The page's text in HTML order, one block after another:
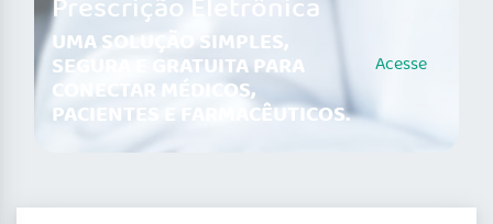
Prescrição Eletrônica
UMA SOLUÇÃO SIMPLES,
SEGURA E GRATUITA PARA
CONECTAR MÉDICOS,
PACIENTES E FARMACÊUTICOS.
Acesse